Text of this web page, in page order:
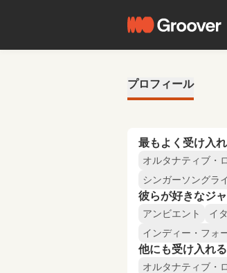
プロフィール
最もよく受け入
オルタナティブ・
シンガーソングラ
彼らが好きなジ
アンビエント イ
インディー・フォ
他にも受け入れ
オルタナティブ・